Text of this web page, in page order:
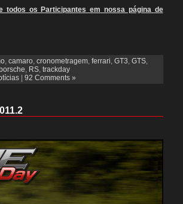
todos os Participantes em nossa página de
, camaro, cronometragem, ferrari, GT3, GTS,
, RS, trackday
92 Comments »